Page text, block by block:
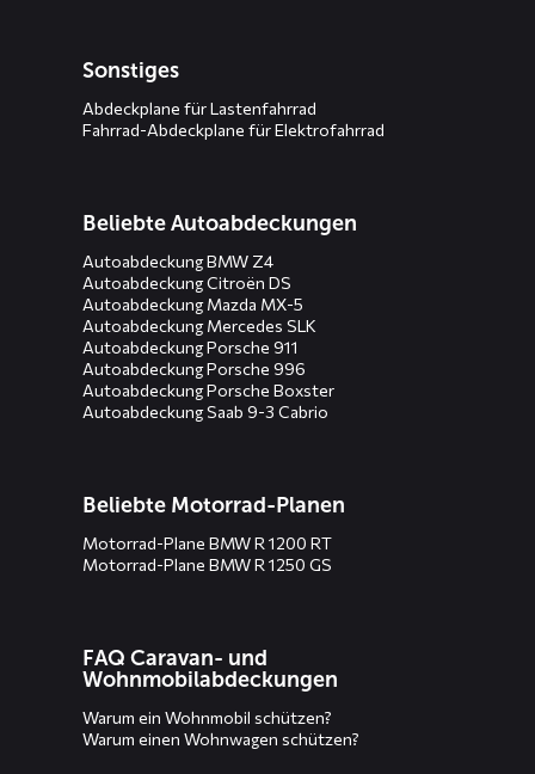
Sonstiges
Abdeckplane für Lastenfahrrad
Fahrrad-Abdeckplane für Elektrofahrrad
Beliebte Autoabdeckungen
Autoabdeckung BMW Z4
Autoabdeckung Citroën DS
Autoabdeckung Mazda MX-5
Autoabdeckung Mercedes SLK
Autoabdeckung Porsche 911
Autoabdeckung Porsche 996
Autoabdeckung Porsche Boxster
Autoabdeckung Saab 9-3 Cabrio
Beliebte Motorrad-Planen
Motorrad-Plane BMW R 1200 RT
Motorrad-Plane BMW R 1250 GS
FAQ Caravan- und
Wohnmobilabdeckungen
Warum ein Wohnmobil schützen?
Warum einen Wohnwagen schützen?